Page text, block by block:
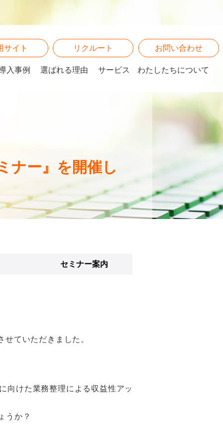
サイト リクルート お問い合わせ
入事例 選ばれる理由 サービス わたしたちについて
ナー』を開催し
セミナー案内
ていただきました。
向けた業務整理による収益性アッ
うか？